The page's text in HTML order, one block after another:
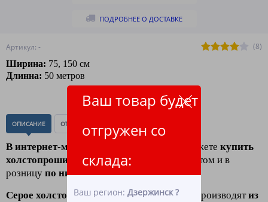
Ваш товар будет
отгружен со
склада:
Ваш регион:Дзержинск ?
Артикул: -
(8)
Ширина: 75, 150 см
Длинна: 50 метров
ПОДРОБНЕЕ О ДОСТАВКЕ
ОПИСАНИЕ ОТЗЫВЫ
В интернет-магазине "ЛидерТекс" вы можете купить
холстопрошивное полотно (хпп) серое
оптом и в
розницу по низким ценам.
Серое холстопрошивное полотно (ХПП)
производятиз